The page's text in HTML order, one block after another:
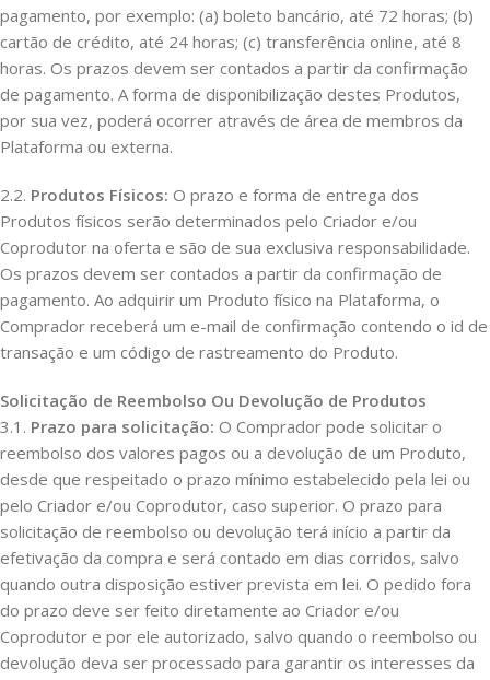
pagamento, por exemplo: (a) boleto bancário, até 72 horas; (b)
cartão de crédito, até 24 horas; (c) transferência online, até 8
horas. Os prazos devem ser contados a partir da confirmação
de pagamento. A forma de disponibilização destes Produtos,
por sua vez, poderá ocorrer através de área de membros da
Plataforma ou externa.
2.2. Produtos Físicos: O prazo e forma de entrega dos
Produtos físicos serão determinados pelo Criador e/ou
Coprodutor na oferta e são de sua exclusiva responsabilidade.
Os prazos devem ser contados a partir da confirmação de
pagamento. Ao adquirir um Produto físico na Plataforma, o
Comprador receberá um e-mail de confirmação contendo o id de
transação e um código de rastreamento do Produto.
Solicitação de Reembolso Ou Devolução de Produtos
3.1. Prazo para solicitação: O Comprador pode solicitar o
reembolso dos valores pagos ou a devolução de um Produto,
desde que respeitado o prazo mínimo estabelecido pela lei ou
pelo Criador e/ou Coprodutor, caso superior. O prazo para
solicitação de reembolso ou devolução terá início a partir da
efetivação da compra e será contado em dias corridos, salvo
quando outra disposição estiver prevista em lei. O pedido fora
do prazo deve ser feito diretamente ao Criador e/ou
Coprodutor e por ele autorizado, salvo quando o reembolso ou
devolução deva ser processado para garantir os interesses da